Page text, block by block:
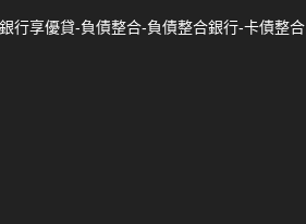
行享優貸-負債整合-負債整合銀行-卡債整合